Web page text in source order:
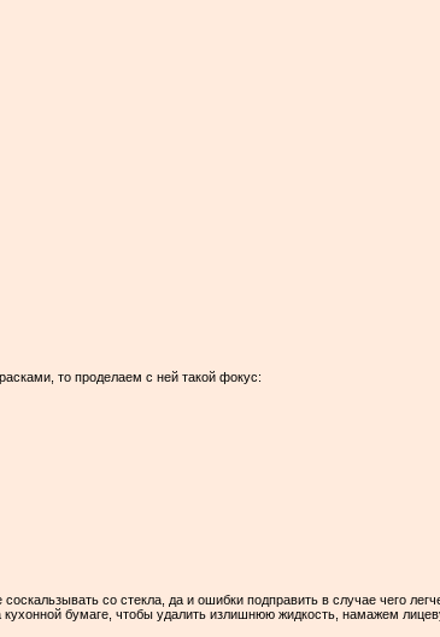
то проделаем с ней такой фокус:
со стекла, да и ошибки подправить в случае чего
бумаге, чтобы удалить излишнюю жидкость, намажем